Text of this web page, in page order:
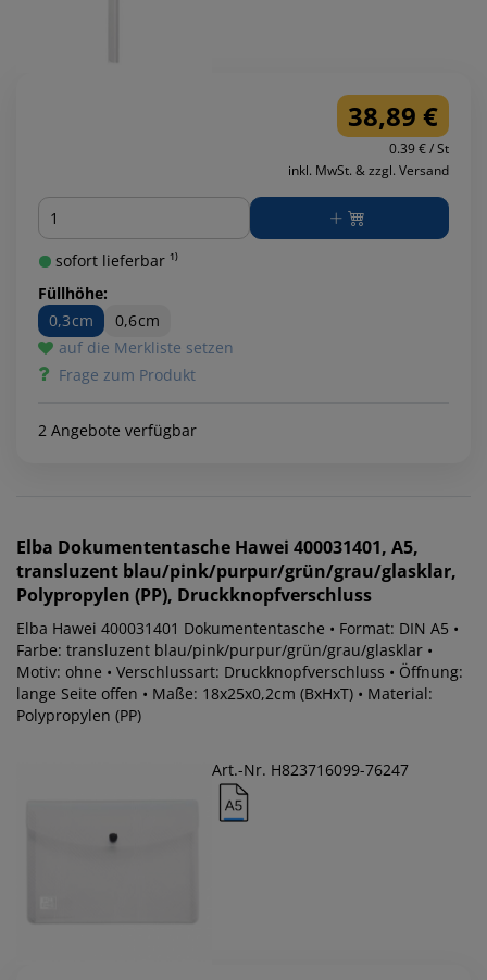
38,89 €
0.39 € / St
inkl. MwSt. & zzgl. Versand
Menge
sofort lieferbar ¹⁾
Füllhöhe:
0,3cm
0,6cm
auf die Merkliste setzen
Frage zum Produkt
2 Angebote verfügbar
Elba Dokumententasche Hawei 400031401, A5,
transluzent blau/pink/purpur/grün/grau/glasklar,
Polypropylen (PP), Druckknopfverschluss
Elba Hawei 400031401 Dokumententasche • Format: DIN A5 •
Farbe: transluzent blau/pink/purpur/grün/grau/glasklar •
Motiv: ohne • Verschlussart: Druckknopfverschluss • Öffnung:
lange Seite offen • Maße: 18x25x0,2cm (BxHxT) • Material:
Polypropylen (PP)
Art.-Nr. H823716099-76247